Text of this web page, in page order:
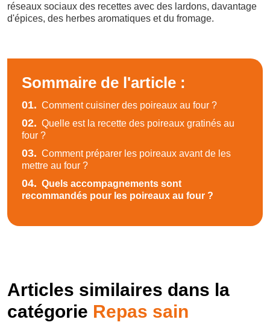
réseaux sociaux des recettes avec des lardons, davantage
d'épices, des herbes aromatiques et du fromage.
Sommaire de l'article :
01. Comment cuisiner des poireaux au four ?
02. Quelle est la recette des poireaux gratinés au
four ?
03. Comment préparer les poireaux avant de les
mettre au four ?
04. Quels accompagnements sont
recommandés pour les poireaux au four ?
Articles similaires dans la
catégorie Repas sain